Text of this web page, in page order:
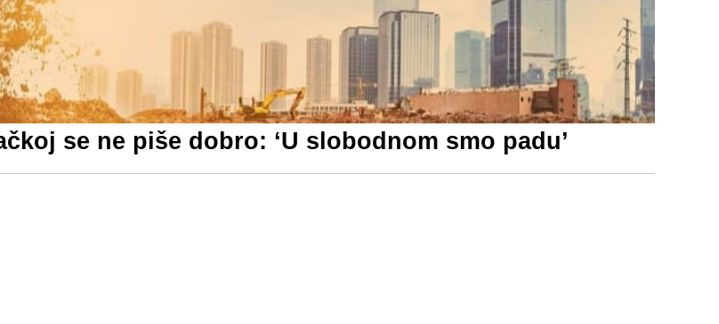
se ne piše dobro: ‘U slobodnom smo padu’